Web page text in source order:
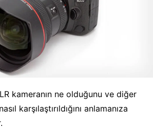
kameranın ne olduğunu ve diğer
karşılaştırıldığını anlamanıza